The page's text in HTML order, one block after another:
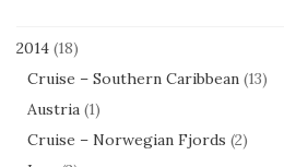
2014 (18)
Cruise – Southern Caribbean (13)
Austria (1)
Cruise – Norwegian Fjords (2)